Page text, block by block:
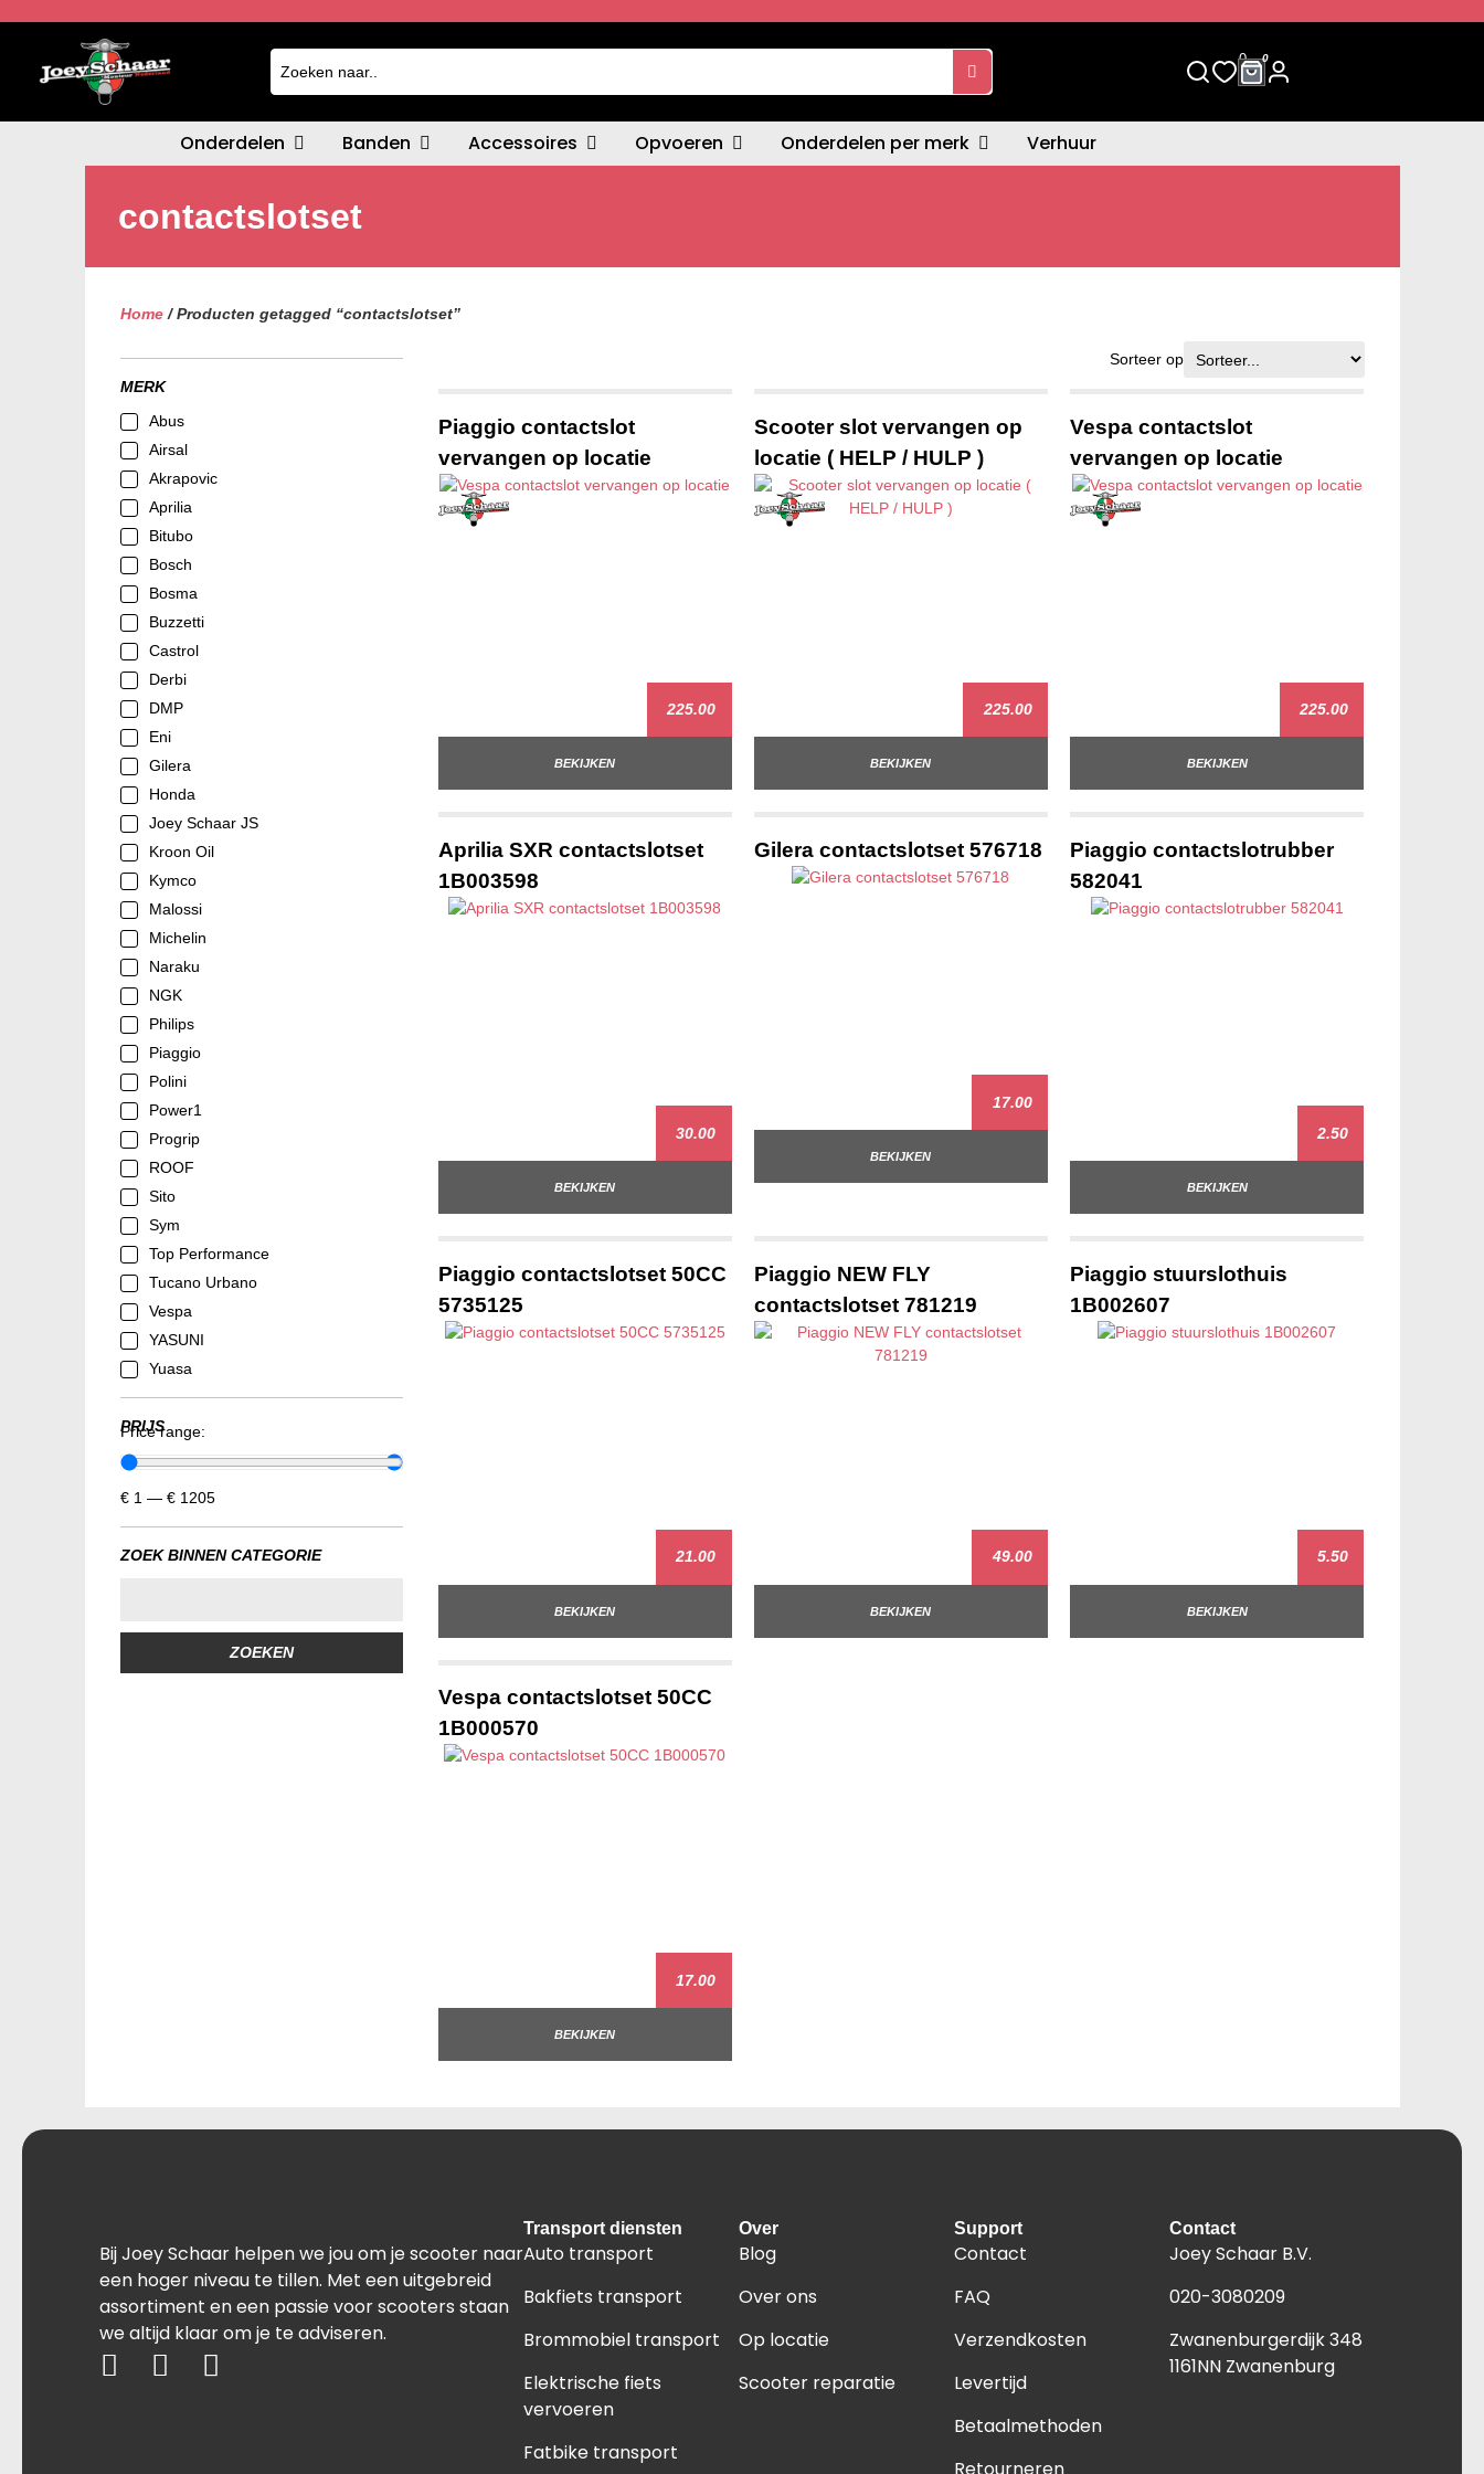
0 0
Onderdelen Banden Accessoires Opvoeren Onderdelen per merk Verhuur
contactslotset
Home/ Producten getagged “contactslotset”
MERK
Abus
Airsal
Akrapovic
Aprilia
Bitubo
Bosch
Bosma
Buzzetti
Castrol
Derbi
DMP
Eni
Gilera
Honda
Joey Schaar JS
Kroon Oil
Kymco
Malossi
Michelin
Naraku
NGK
Philips
Piaggio
Polini
Power1
Progrip
ROOF
Sito
Sym
Top Performance
Tucano Urbano
Vespa
YASUNI
Yuasa
PRIJS
Price range:
€ 1 — € 1205
ZOEK BINNEN CATEGORIE
ZOEKEN
Sorteer op
Piaggio contactslot
vervangen op locatie
225.00
BEKIJKEN
Scooter slot vervangen op
locatie ( HELP / HULP )
225.00
BEKIJKEN
Vespa contactslot
vervangen op locatie
225.00
BEKIJKEN
Aprilia SXR contactslotset
1B003598
30.00
BEKIJKEN
Gilera contactslotset 576718
17.00
BEKIJKEN
Piaggio contactslotrubber
582041
2.50
BEKIJKEN
Piaggio contactslotset 50CC
5735125
21.00
BEKIJKEN
Piaggio NEW FLY
contactslotset 781219
49.00
BEKIJKEN
Piaggio stuurslothuis
1B002607
5.50
BEKIJKEN
Vespa contactslotset 50CC
1B000570
17.00
BEKIJKEN
Bij Joey Schaar helpen we jou om je scooter naar
een hoger niveau te tillen. Met een uitgebreid
assortiment en een passie voor scooters staan
we altijd klaar om je te adviseren.
Transport diensten
Auto transport
Bakfiets transport
Brommobiel transport
Elektrische fiets
vervoeren
Fatbike transport
Over
Blog
Over ons
Op locatie
Scooter reparatie
Support
Contact
FAQ
Verzendkosten
Levertijd
Betaalmethoden
Contact
Joey Schaar B.V.
020-3080209
Zwanenburgerdijk 348
1161NN Zwanenburg